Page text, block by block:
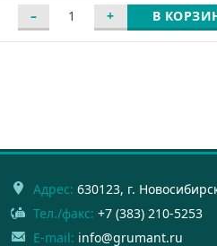
В
Адрес: 630123, г.
Тел./факс: +7 (383) 210-5253
E-mail: info@grumant.ru